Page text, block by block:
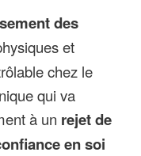
des
et
chez le
qui va
à un rejet de
en soi